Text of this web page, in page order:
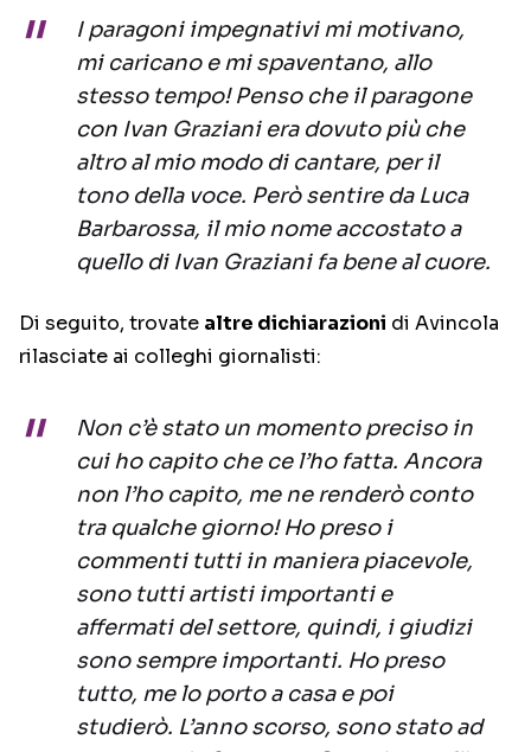
I paragoni impegnativi mi motivano,
mi caricano e mi spaventano, allo
stesso tempo! Penso che il paragone
con Ivan Graziani era dovuto più che
altro al mio modo di cantare, per il
tono della voce. Però sentire da Luca
Barbarossa, il mio nome accostato a
quello di Ivan Graziani fa bene al cuore.
Di seguito, trovate altre dichiarazioni di Avincola
rilasciate ai colleghi giornalisti:
Non c’è stato un momento preciso in
cui ho capito che ce l’ho fatta. Ancora
non l’ho capito, me ne renderò conto
tra qualche giorno! Ho preso i
commenti tutti in maniera piacevole,
sono tutti artisti importanti e
affermati del settore, quindi, i giudizi
sono sempre importanti. Ho preso
tutto, me lo porto a casa e poi
studierò. L’anno scorso, sono stato ad